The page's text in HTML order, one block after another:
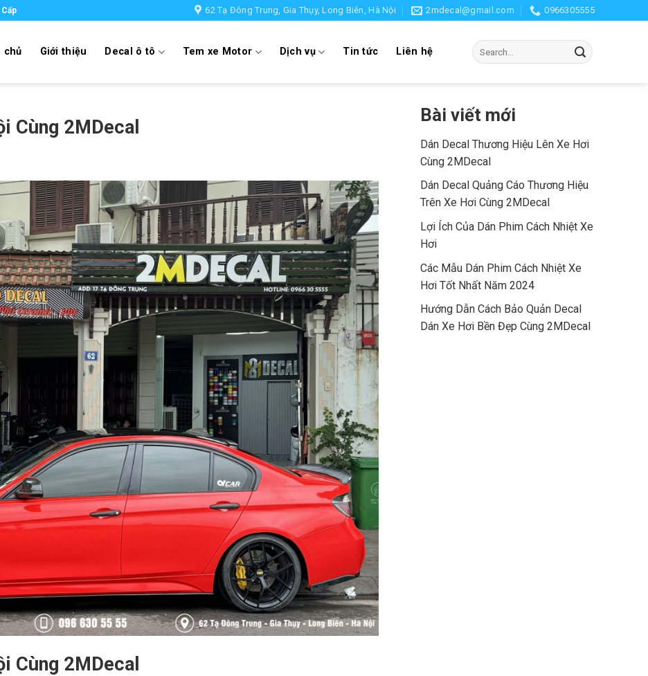
62 Tạ Đông Trung, Gia Thụy, Long Biên, Hà Nội 2mdecal@gmail.com 0966305555
chủ Giới thiệu Decal ô tô Tem xe Motor Dịch vụ Tin tức Liên hệ
Search
for:
Cùng 2MDecal
Cùng 2MDecal
Bài viết mới
Dán Decal Thương Hiệu Lên Xe Hơi
Cùng 2MDecal
Dán Decal Quảng Cáo Thương Hiệu
Trên Xe Hơi Cùng 2MDecal
Lợi Ích Của Dán Phim Cách Nhiệt Xe
Hơi
Các Mẫu Dán Phim Cách Nhiệt Xe
Hơi Tốt Nhất Năm 2024
Hướng Dẫn Cách Bảo Quản Decal
Dán Xe Hơi Bền Đẹp Cùng 2MDecal